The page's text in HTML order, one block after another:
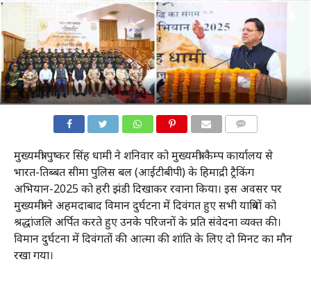
मुख्यमंत्री पुष्कर सिंह धामी ने शनिवार को मुख्यमंत्री कैम्प कार्यालय से
भारत-तिब्बत सीमा पुलिस बल (आईटीबीपी) के हिमाद्री ट्रैकिंग
अभियान-2025 को हरी झंडी दिखाकर रवाना किया। इस अवसर पर
मुख्यमंत्री ने अहमदाबाद विमान दुर्घटना में दिवंगत हुए सभी यात्रियों को
श्रद्धांजलि अर्पित करते हुए उनके परिजनों के प्रति संवेदना व्यक्त की।
विमान दुर्घटना में दिवंगतों की आत्मा की शांति के लिए दो मिनट का मौन
रखा गया।